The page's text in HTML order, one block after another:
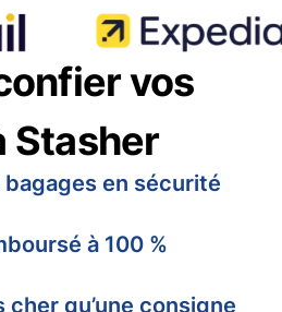
vos
Stasher
bagages en sécurité
à 100 %
cher qu’une consigne